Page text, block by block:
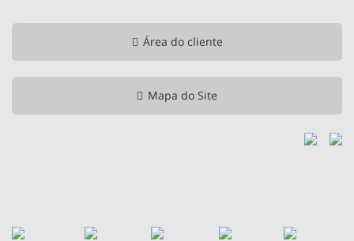
Área do cliente
Mapa do Site